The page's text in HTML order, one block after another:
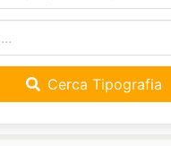
Cerca Tipografia